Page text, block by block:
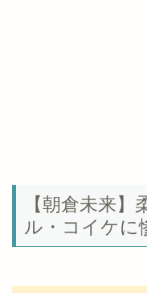
【朝倉未来
ル・コイケに